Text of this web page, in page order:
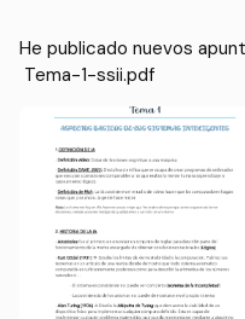
He publicado nuevos
Tema-1-ssii.pdf